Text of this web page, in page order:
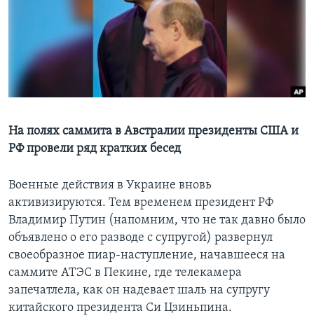
Learning English
СОЦИАЛЬНЫЕ СЕТИ
Языки
На полях саммита в Австралии президенты США и
РФ провели ряд кратких бесед
Военные действия в Украине вновь
активизируются. Тем временем президент РФ
Владимир Путин (напомним, что не так давно было
объявлено о его разводе с супругой) развернул
своеобразное пиар-наступление, начавшееся на
саммите АТЭС в Пекине, где телекамера
запечатлела, как он надевает шаль на супругу
китайского президента Си Цзиньпина.